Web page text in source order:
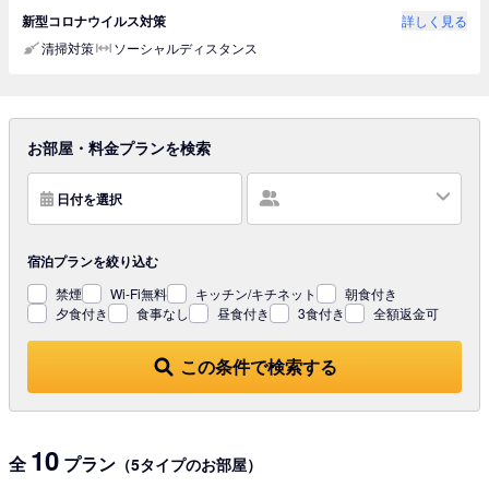
新型コロナウイルス対策
詳しく見る
清掃対策
ソーシャルディスタンス
お部屋・料金プランを検索
日付を選択
この条件で検索する
宿泊プランを絞り込む
禁煙 Wi-Fi無料 キッチン/キチネット
朝食付き
夕食付き
食事なし 昼食付き 3食付き 全額返金可
全 10 プラン （5タイプのお部屋）